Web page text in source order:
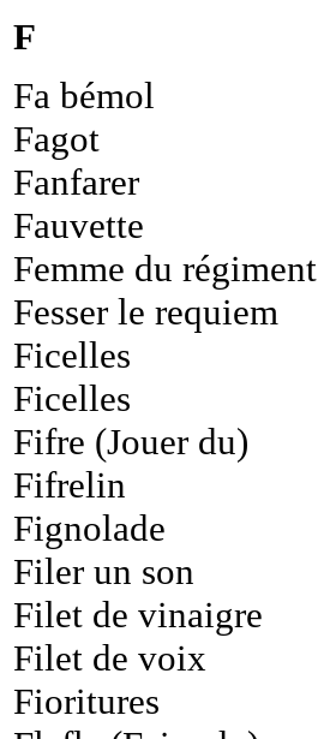
F
Fa bémol
Fagot
Fanfarer
Fauvette
Femme du régiment
Fesser le requiem
Ficelles
Ficelles
Fifre (Jouer du)
Fifrelin
Fignolade
Filer un son
Filet de vinaigre
Filet de voix
Fioritures